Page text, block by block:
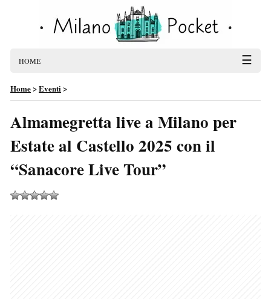
HOME ☰
Home>Eventi>
Almamegretta live a Milano per
Estate al Castello 2025 con il
“Sanacore Live Tour”